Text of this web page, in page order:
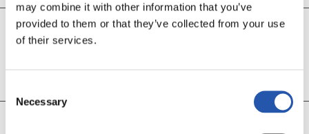
may combine it with other information that you’ve
provided to them or that they’ve collected from your use
of their services.
Selection
Necessary
67’